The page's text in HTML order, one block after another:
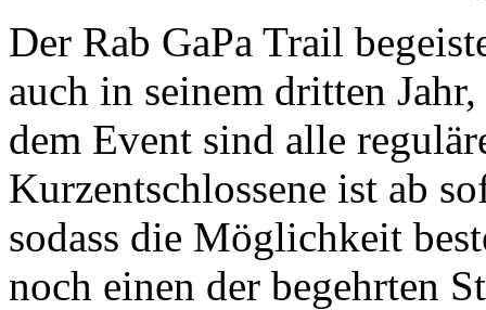
Der Rab GaPa Trail
auch in seinem dritten
dem Event sind alle
Kurzentschlossene ist ab
sodass die Möglichkeit
noch einen der begehrten